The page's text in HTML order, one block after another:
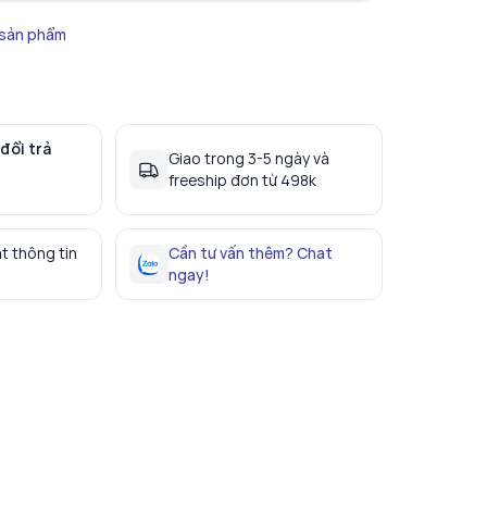
phẩm
trả
Giao trong 3-5 ngày và
freeship đơn từ 498k
thông tin
Cần tư vấn thêm? Chat
ngay!